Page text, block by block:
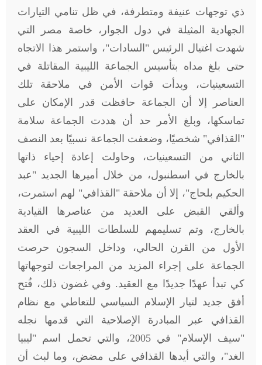
ذي توجهات عنيفة ومتطرفة، في ظل تنامي التيارات
الجهادية المثيلة في دول الجوار، خاصة مصر التي
شهدت اغتيال الرئيس "السادات"، واستمر هذا الاتجاه
حتى بلغ مداه بتأسيس الجماعة الليبية المقاتلة في
التسعينيات، وبدأت قوات الأمن في ملاحقة تلك
العناصر إلا أن الجماعة حافظت قدر الإمكان على
تماسكها، وبلغ الأمر حد أن هددت الجماعة سلامة
"القذافي" شخصيًا، وضعفت الجماعة نسبيًا بعد النصف
الثاني من التسعينيات، وحاولت إعادة إحياء ذاتها
بالخارج في اسطنبول، من خلال أميرها الجديد "عبد
الحكيم بلحاج"، إلا أن ملاحقة "القذافي" لهم استمرت،
وألقي القبض على العديد من عناصرها القيادية
بالخارج، وتم تسليمهم للسلطات الليبية في العقد
الأول من القرن الحالي، وداخل السجون حرصت
الجماعة على إجراء المزيد من المراجعات لتوجهاتها
كي تبدأ عهدًا جديدًا مع العقيد. وفي غضون ذلك، فُتح
أفق جديد لتيار الإسلام السياسي للتعاطي مع نظام
القذافي عبر المبادرة الإصلاحية التي قدمها نجله
"سيف الإسلام" في 2005، والتي تحمل اسم "ليبيا
الغد"، والتي أيدها القذافي على مضض، وما لبث أن